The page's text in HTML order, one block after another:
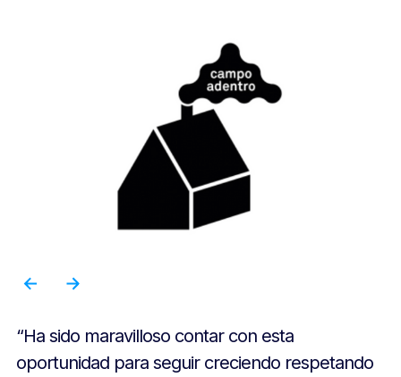
“Ha sido maravilloso contar con esta
oportunidad para seguir creciendo respetando